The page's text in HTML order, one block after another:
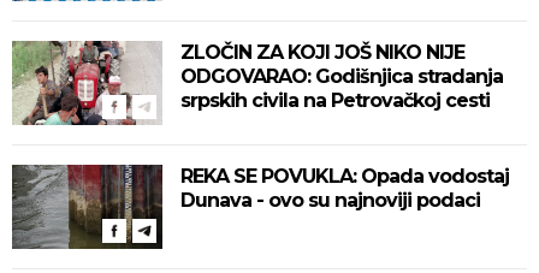
ZLOČIN ZA KOJI JOŠ NIKO NIJE
ODGOVARAO: Godišnjica stradanja
srpskih civila na Petrovačkoj cesti
REKA SE POVUKLA: Opada vodostaj
Dunava - ovo su najnoviji podaci